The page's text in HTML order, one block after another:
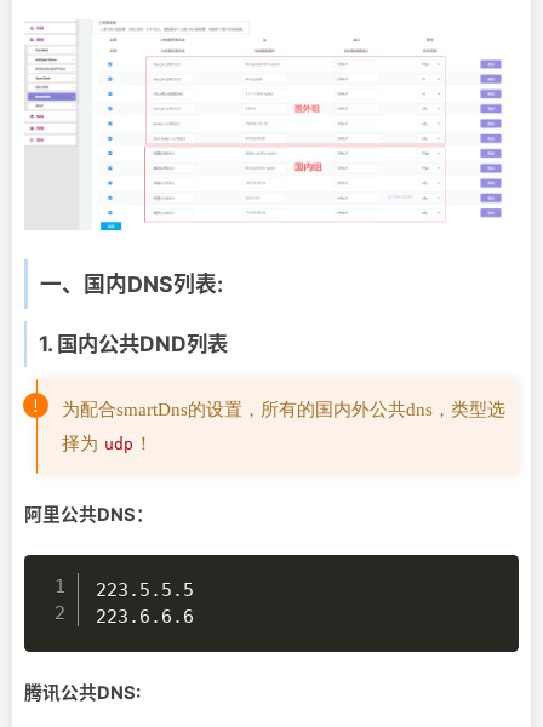
一、国内DNS列表:
1. 国内公共DND列表
为配合smartDns的设置，所有的国内外公共dns，类型选
择为 udp ！
阿里公共DNS：
223.5.5.5
223.6.6.6
腾讯公共DNS: